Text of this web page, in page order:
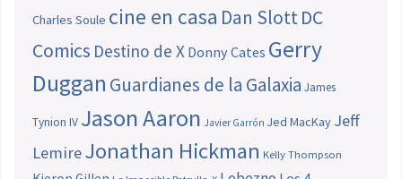
Charles Soule cine en casa Dan SlottDC
Comics Destino de X Donny Cates Gerry
Duggan Guardianes de la Galaxia James
Tynion IV Jason Aaron Javier Garrón Jed MacKay Jeff
LemireJonathan Hickman Kelly Thompson